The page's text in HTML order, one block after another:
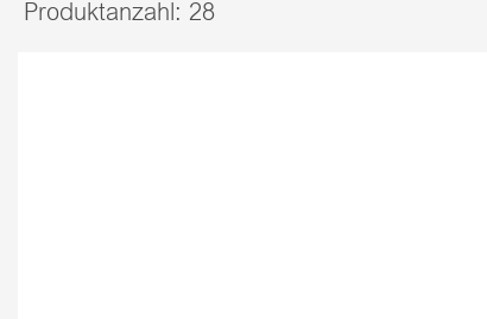
Produktanzahl: 28